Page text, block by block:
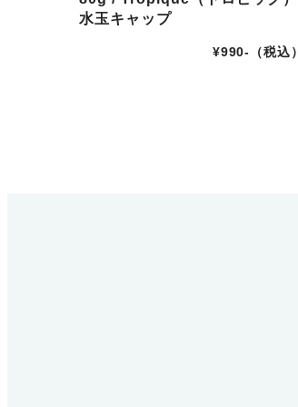
水玉キャップ
¥990-（税込）